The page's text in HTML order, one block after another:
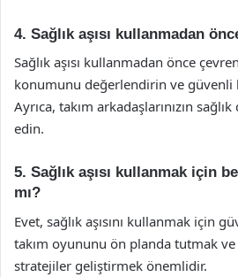
4. Sağlık aşısı kullanmadan
Sağlık aşısı kullanmadan önce
konumunu değerlendirin ve güvenli
Ayrıca, takım arkadaşlarınızın
edin.
5. Sağlık aşısı kullanmak için
mı?
Evet, sağlık aşısını kullanmak için
takım oyununu ön planda tutmak ve
stratejiler geliştirmek önemlidir.